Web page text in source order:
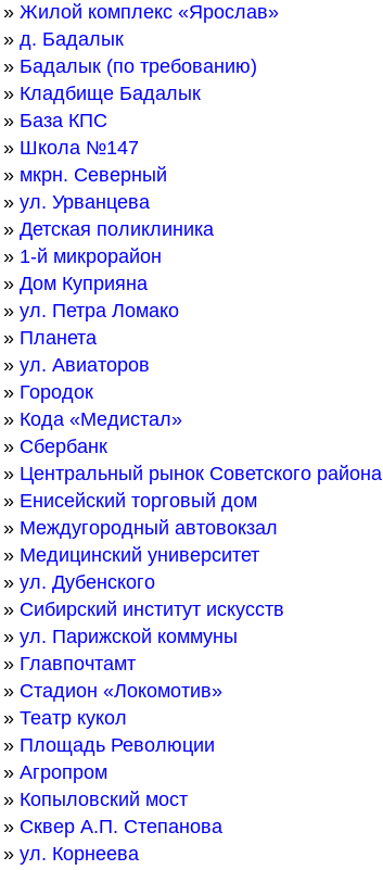
» Жилой комплекс «Ярослав»
» д. Бадалык
» Бадалык (по требованию)
» Кладбище Бадалык
» База КПС
» Школа №147
» мкрн. Северный
» ул. Урванцева
» Детская поликлиника
» 1-й микрорайон
» Дом Куприяна
» ул. Петра Ломако
» Планета
» ул. Авиаторов
» Городок
» Кода «Медистал»
» Сбербанк
» Центральный рынок Советского района
» Енисейский торговый дом
» Междугородный автовокзал
» Медицинский университет
» ул. Дубенского
» Сибирский институт искусств
» ул. Парижской коммуны
» Главпочтамт
» Стадион «Локомотив»
» Театр кукол
» Площадь Революции
» Агропром
» Копыловский мост
» Сквер А.П. Степанова
» ул. Корнеева